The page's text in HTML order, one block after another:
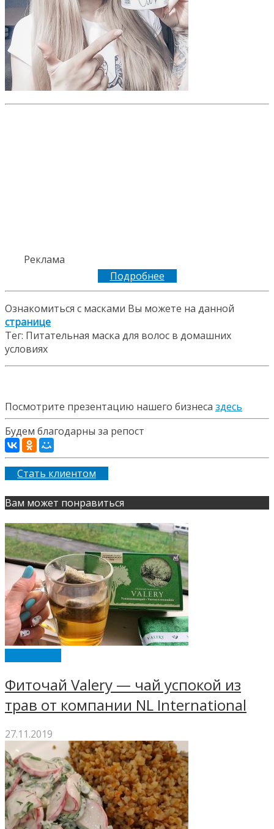
Реклама
Подробнее
Ознакомиться с масками Вы можете на данной
странице
Тег: Питательная маска для волос в домашних
условиях
Посмотрите презентацию нашего бизнеса здесь
Будем благодарны за репост
Стать клиентом
Вам может понравиться
Фиточай Valery — чай успокой из
трав от компании NL International
27.11.2019